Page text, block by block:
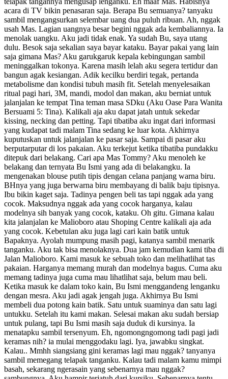
acara di TV bikin penasaran saja. Berapa Bu semuanya? tanyaku
sambil mengangsurkan selembar uang dua puluh ribuan. Ah, nggak
usah Mas. Lagian uangnya besar begini nggak ada kembaliannya. Ia
menolak uangku. Aku jadi tidak enak. Ya sudah Bu, saya utang
dulu. Besok saja sekalian saya bayar kataku. Bayar pakai yang lain
saja gimana Mas? Aku garukgaruk kepala kebingungan sambil
meninggalkan tokonya. Karena masih lelah aku segera tertidur dan
bangun agak kesiangan. Adik kecilku berdiri tegak, pertanda
metabolisme dan kondisi tubuh masih fit. Setelah menyelesaikan
ritual pagi hari, 3M, mandi, modol dan makan, aku berniat untuk
jalanjalan ke tempat Tina teman masa SDku (Aku Oase Para Wanita
Bersuami 5: Tina). Kalikali aja aku dapat jatah untuk sekedar
kissing, necking dan petting. Tapi tibatiba aku ingat dari informasi
yang kudapat tadi malam Tina sedang ke luar kota. Akhirnya
kuputuskan untuk jalanjalan ke pasar saja. Sampai di pasar aku
berputarputar di los pakaian. Aku terkejut ketika tibatiba pundakku
ditepuk dari belakang. Cari apa Mas Tommy? Aku menoleh ke
belakang dan ternyata Bu Ismi yang ada di belakangku. Ia
mengenakan blouse putih tipis dengan celana panjang warna biru.
BHnya yang juga berwarna biru membayang di balik baju tipisnya.
Ibu bikin kaget saja. Tadinya pengen beli tas tapi nggak ada yang
cocok. Maksudnya nggak ada yang cocok harganya, kalau
modelnya sih banyak yang cocok, kataku. Oh gitu. Gimana kalau
kita jalanjalan ke Malioboro atau Shoping Centre kalikali aja ada
yang cocok. Kebetulan aku juga lagi cari kain batik untuk
Bapaknya. Ayolah mumpung masih pagi, katanya sambil menarik
tanganku. Aku tak bisa menolaknya. Dua jam kemudian kami tiba di
Jalan Malioboro. Kami masuk ke sebuah toko dan melihatlihat tas
pakaian. Harganya memang murah dan modelnya bagus. Cuma aku
memang tadinya juga cuma mau lihatlihat saja, belum mau beli.
Ketika masuk ke dalam toko kain, Bu Ismi menggandeng lenganku
dengan mesra. Aku jadi agak jengah juga. Akhirnya Bu Ismi
membeli dua potong kain batik. Satu untuk suaminya dan satu lagi
untukku. Setelah itu kami makan. Selesai makan aku sudah bersiap
untuk pulang, tapi Bu Ismi masih saja duduk di kursinya. Ia
menatapku sambil tersenyum. Eh, ngomongngomong tadi pagi jadi
keramas nih? ia mulai menggodaku lagi. Iya, jawabku singkat.
Kalau.. Mmhh siangsiang gini keramas lagi mau nggak? tanyanya
sambil memegang telapak tanganku. Kalau tadi malam kamu mimpi
basah, sekarang ngerasain yang sebenarnya mau nggak?